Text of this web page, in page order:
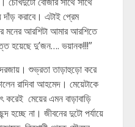
করাবে। এটাই প্রেম
মনের আরশিটা আমার আরশিতে
হয়েছে দু’জন…. ভয়ানক!!!”
শুভ্রতা তাড়াহুড়ো করে
রাদিবা আহমেদ। মেয়েটাকে
করেই মেয়ের এমন বাড়াবাড়ি
হচ্ছে না। জীবনের দুটো পর্যায়ে